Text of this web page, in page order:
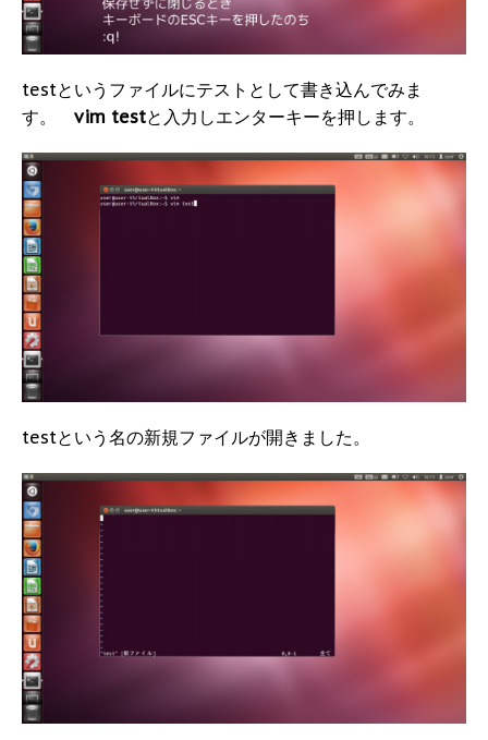
testというファイルにテストとして書き込んでみま
す。 vim testと入力しエンターキーを押します。
testという名の新規ファイルが開きました。